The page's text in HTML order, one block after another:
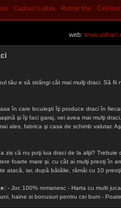
Cadouri Lullula Retete fine CeVisez
web:
tău e să strângi cât mai mulţi draci. Să
în care locuieşti îţi produce draci în
şi îţi faci garaj, vei avea mai mulţi
ales, fabrica şi casa de schimb valutar.
zis că nu poţi lua draci de la alţii?
foarte mare şi, cu cât ai mulţi preoţi în
atacă, iar, după bătălie, rămâi cu 10
- Joc 100% romanesc - Harta cu multi
haine si bonusuri pentru cei buni -